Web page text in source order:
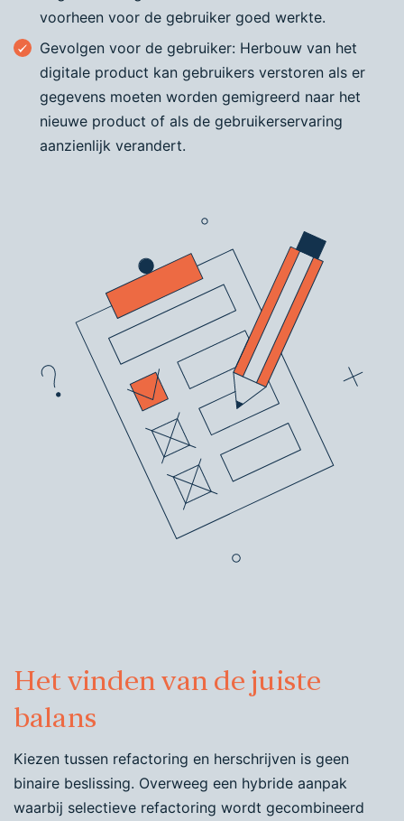
voorheen voor de gebruiker goed werkte.
Gevolgen voor de gebruiker: Herbouw van het
digitale product kan gebruikers verstoren als er
gegevens moeten worden gemigreerd naar het
nieuwe product of als de gebruikerservaring
aanzienlijk verandert.
Het vinden van de juiste
balans
Kiezen tussen refactoring en herschrijven is geen
binaire beslissing. Overweeg een hybride aanpak
waarbij selectieve refactoring wordt gecombineerd